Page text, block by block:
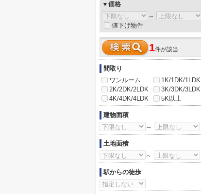
▼価格
～
値下げ物件
1件が該当
間取り
ワンルーム
1K/1DK/1LDK
2K/2DK/2LDK
3K/3DK/3LDK
4K/4DK/4LDK
5K以上
建物面積
～
土地面積
～
駅からの徒歩